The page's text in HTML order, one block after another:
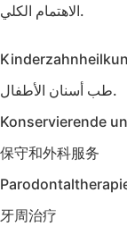
الاهتمام الكلي.
طب أسنان الأطفال.
Konservierende
保守和外科服务
牙周治疗